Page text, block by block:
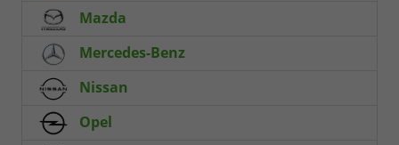
Mazda
Mercedes-Benz
Nissan
Opel